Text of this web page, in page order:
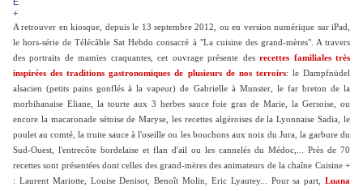
A retrouver en kiosque, depuis le 13 septembre 2012, ou en version numérique sur iPad,
le hors-série de Télécâble Sat Hebdo consacré à "La cuisine des grand-mères". A travers
des portraits de mamies craquantes, cet ouvrage présente desrecettes familiales très
inspirées des traditions gastronomiques de plusieurs de nos terroirs: le Dampfnüdel
alsacien (petits pains gonflés à la vapeur) de Gabrielle à Munster, le far breton de la
morbihanaise Eliane, la tourte aux 3 herbes sauce foie gras de Marie, la Gersoise, ou
encore la macaronade sétoise de Maryse, les recettes algéroises de la Lyonnaise Sadia, le
poulet au comté, la truite sauce à l'oseille ou les bouchons aux noix du Jura, la garbure du
Sud-Ouest, l'entrecôte bordelaise et flan d'ail ou les cannelés du Médoc,... Près de 70
recettes sont présentées dont celles des grand-mères des animateurs de la chaîne Cuisine +
: Laurent Mariotte, Louise Denisot, Benoît Molin, Eric Lyautey... Pour sa part, Luana